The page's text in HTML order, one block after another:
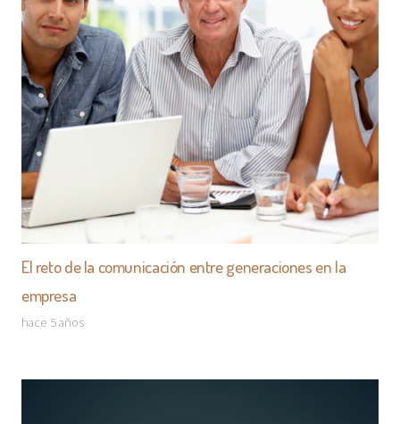
El reto de la comunicación entre generaciones en la
empresa
hace 5 años